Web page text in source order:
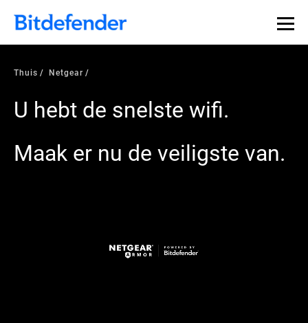
Thuis Netgear
U hebt de snelste wifi.
Maak er nu de veiligste van.